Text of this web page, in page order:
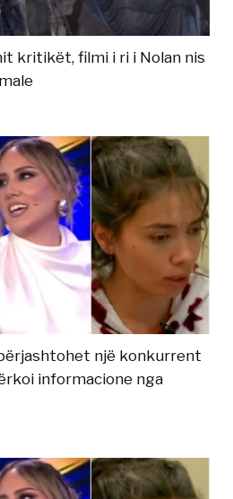
kritikët, filmi i ri i Nolan nis
një konkurrent
informacione nga